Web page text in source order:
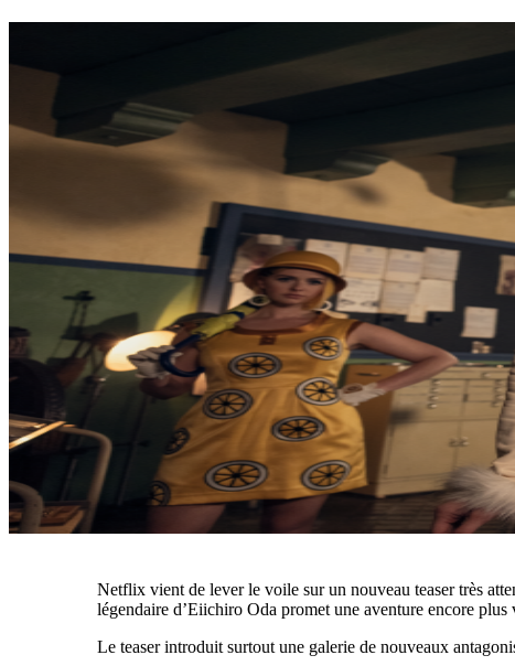
Netflix vient de lever le voile sur un nouveau teaser très
légendaire d’Eiichiro Oda promet une aventure encore
Le teaser introduit surtout une galerie de nouveaux